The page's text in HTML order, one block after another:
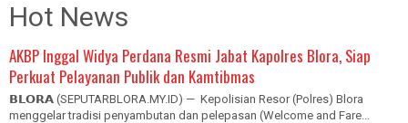
Hot News
AKBP Inggal Widya Perdana Resmi Jabat Kapolres Blora, Siap
Perkuat Pelayanan Publik dan Kamtibmas
𝗕𝗟𝗢𝗥𝗔 (SEPUTARBLORA.MY.ID) — Kepolisian Resor (Polres) Blora
menggelar tradisi penyambutan dan pelepasan (Welcome and Fare...